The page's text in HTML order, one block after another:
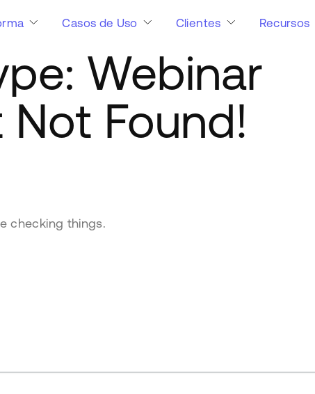
Casos de Uso Clientes Recursos
Webinar
Not Found!
checking things.